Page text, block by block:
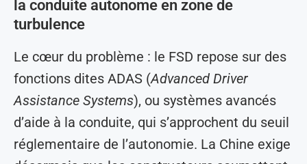
la conduite autonome en zone de
turbulence
Le cœur du problème : le FSD repose sur des
fonctions dites ADAS (Advanced Driver
Assistance Systems), ou systèmes avancés
d’aide à la conduite, qui s’approchent du seuil
réglementaire de l’autonomie. La Chine exige